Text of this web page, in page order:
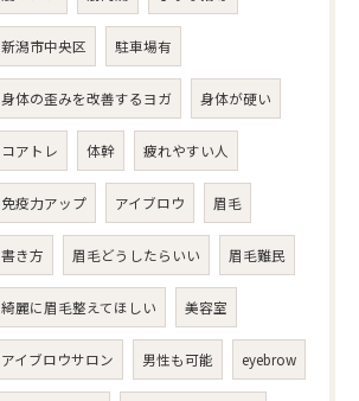
新潟市中央区 駐車場有
身体の歪みを改善するヨガ 身体が硬い
コアトレ 体幹 疲れやすい人
免疫力アップ アイブロウ 眉毛
書き方 眉毛どうしたらいい 眉毛難民
綺麗に眉毛整えてほしい 美容室
アイブロウサロン 男性も可能 eyebrow